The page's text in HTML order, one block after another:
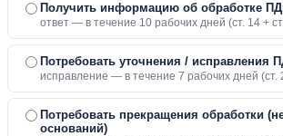
Получить информацию об обработке
ответ — в течение 10 рабочих дней (ст. 14 +
Потребовать уточнения / исправления
исправление — в течение 7 рабочих дней (ст.
Потребовать прекращения обработки
оснований)